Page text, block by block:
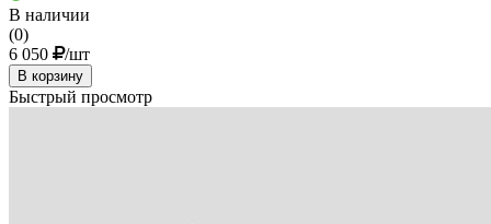
В наличии
(0)
6 050
/шт
В корзину
Быстрый просмотр